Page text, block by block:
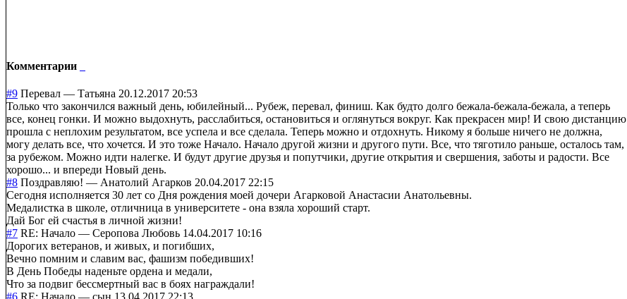
Комментарии
#9 Перевал — Татьяна 20.12.2017 20:53
Только что закончился важный день, юбилейный... Рубеж, перевал, финиш. Как будто долго бежала-бежала-бежала, а теперь
все, конец гонки. И можно выдохнуть, расслабиться, остановиться и оглянуться вокруг. Как прекрасен мир! И свою дистанцию
прошла с неплохим результатом, все успела и все сделала. Теперь можно и отдохнуть. Никому я больше ничего не должна,
могу делать все, что хочется. И это тоже Начало. Начало другой жизни и другого пути. Все, что тяготило раньше, осталось там,
за рубежом. Можно идти налегке. И будут другие друзья и попутчики, другие открытия и свершения, заботы и радости. Все
хорошо... и впереди Новый день.
#8 Поздравляю! — Анатолий Агарков 20.04.2017 22:15
Сегодня исполняется 30 лет со Дня рождения моей дочери Агарковой Анастасии Анатольевны.
Медалистка в школе, отличница в университете - она взяла хороший старт.
Дай Бог ей счастья в личной жизни!
#7 RE: Начало — Серопова Любовь 14.04.2017 10:16
Дорогих ветеранов, и живых, и погибших,
Вечно помним и славим вас, фашизм победивших!
В День Победы наденьте ордена и медали,
Что за подвиг бессмертный вас в боях награждали!
#6 RE: Начало — сын 13.04.2017 22:13